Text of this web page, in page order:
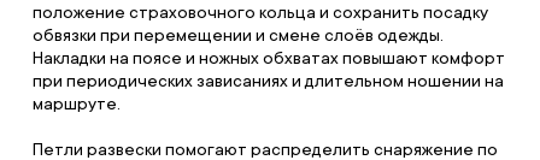
положение страховочного кольца и сохранить посадку
обвязки при перемещении и смене слоёв одежды.
Накладки на поясе и ножных обхватах повышают комфорт
при периодических зависаниях и длительном ношении на
маршруте.
Петли развески помогают распределить снаряжение по